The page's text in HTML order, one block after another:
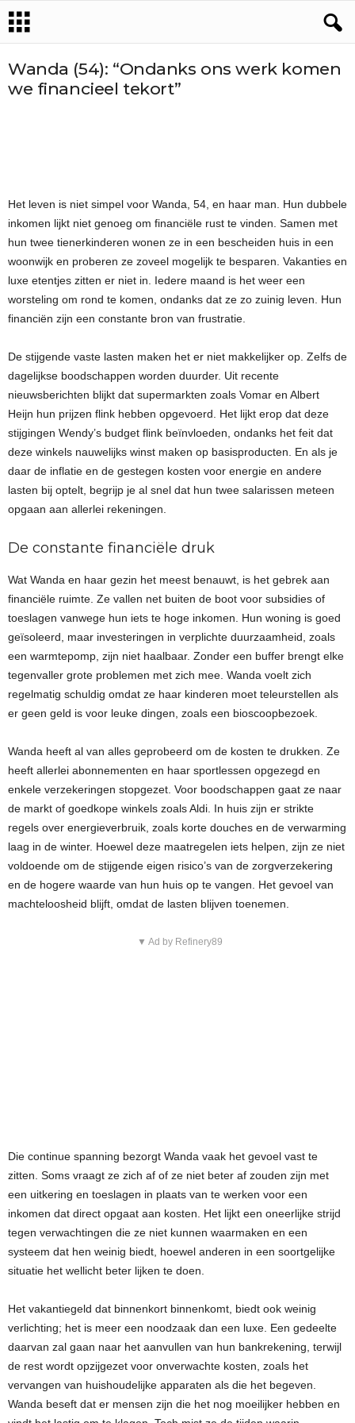
Wanda (54): “Ondanks ons werk komen
we financieel tekort”
Het leven is niet simpel voor Wanda, 54, en haar man. Hun dubbele
inkomen lijkt niet genoeg om financiële rust te vinden. Samen met
hun twee tienerkinderen wonen ze in een bescheiden huis in een
woonwijk en proberen ze zoveel mogelijk te besparen. Vakanties en
luxe etentjes zitten er niet in. Iedere maand is het weer een
worsteling om rond te komen, ondanks dat ze zo zuinig leven. Hun
financiën zijn een constante bron van frustratie.
De stijgende vaste lasten maken het er niet makkelijker op. Zelfs de
dagelijkse boodschappen worden duurder. Uit recente
nieuwsberichten blijkt dat supermarkten zoals Vomar en Albert
Heijn hun prijzen flink hebben opgevoerd. Het lijkt erop dat deze
stijgingen Wendy’s budget flink beïnvloeden, ondanks het feit dat
deze winkels nauwelijks winst maken op basisproducten. En als je
daar de inflatie en de gestegen kosten voor energie en andere
lasten bij optelt, begrijp je al snel dat hun twee salarissen meteen
opgaan aan allerlei rekeningen.
De constante financiële druk
Wat Wanda en haar gezin het meest benauwt, is het gebrek aan
financiële ruimte. Ze vallen net buiten de boot voor subsidies of
toeslagen vanwege hun iets te hoge inkomen. Hun woning is goed
geïsoleerd, maar investeringen in verplichte duurzaamheid, zoals
een warmtepomp, zijn niet haalbaar. Zonder een buffer brengt elke
tegenvaller grote problemen met zich mee. Wanda voelt zich
regelmatig schuldig omdat ze haar kinderen moet teleurstellen als
er geen geld is voor leuke dingen, zoals een bioscoopbezoek.
Wanda heeft al van alles geprobeerd om de kosten te drukken. Ze
heeft allerlei abonnementen en haar sportlessen opgezegd en
enkele verzekeringen stopgezet. Voor boodschappen gaat ze naar
de markt of goedkope winkels zoals Aldi. In huis zijn er strikte
regels over energieverbruik, zoals korte douches en de verwarming
laag in de winter. Hoewel deze maatregelen iets helpen, zijn ze niet
voldoende om de stijgende eigen risico’s van de zorgverzekering
en de hogere waarde van hun huis op te vangen. Het gevoel van
machteloosheid blijft, omdat de lasten blijven toenemen.
▼ Ad by Refinery89
Die continue spanning bezorgt Wanda vaak het gevoel vast te
zitten. Soms vraagt ze zich af of ze niet beter af zouden zijn met
een uitkering en toeslagen in plaats van te werken voor een
inkomen dat direct opgaat aan kosten. Het lijkt een oneerlijke strijd
tegen verwachtingen die ze niet kunnen waarmaken en een
systeem dat hen weinig biedt, hoewel anderen in een soortgelijke
situatie het wellicht beter lijken te doen.
Het vakantiegeld dat binnenkort binnenkomt, biedt ook weinig
verlichting; het is meer een noodzaak dan een luxe. Een gedeelte
daarvan zal gaan naar het aanvullen van hun bankrekening, terwijl
de rest wordt opzijgezet voor onverwachte kosten, zoals het
vervangen van huishoudelijke apparaten als die het begeven.
Wanda beseft dat er mensen zijn die het nog moeilijker hebben en